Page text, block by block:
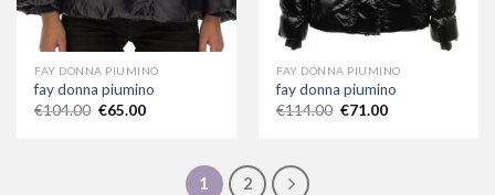
FAY DONNA PIUMINO
fay donna piumino
€104.00 €65.00
FAY DONNA PIUMINO
fay donna piumino
€114.00 €71.00
1 2